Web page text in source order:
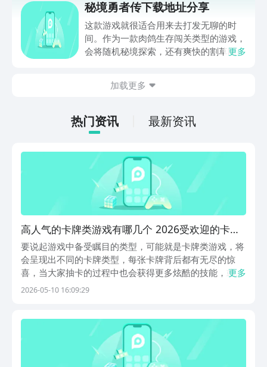
app进行下载会更加方便，九游是手游福
利最多的游戏平台，在这里不仅能够看到
游戏资源，还能及时查看后续的消息、活
动内容等相关信息。
秘境勇者传下载地址分享
这款游戏就很适合用来去打发无聊的时
间。作为一款肉鸽生存闯关类型的游戏，
会将随机秘境探索，还有爽快的割草闯关
接就可以下载。游戏的上手门槛还是比较
打发无聊的时间，可玩性真的比较高。
更多
加载更多
热门资讯 最新资讯
高人气的卡牌类游戏有哪几个 2026受欢迎的卡牌
游戏手机版榜单合集
要说起游戏中备受瞩目的类型，可能就是卡牌类游戏，将
会呈现出不同的卡牌类型，每张卡牌背后都有无尽的惊
喜，当大家抽卡的过程中也会获得更多炫酷的技能，或者
拥有真正的英雄角色。用自己的策略头脑，随意卡组就可
平...
更多
2026-05-10 16:09:29